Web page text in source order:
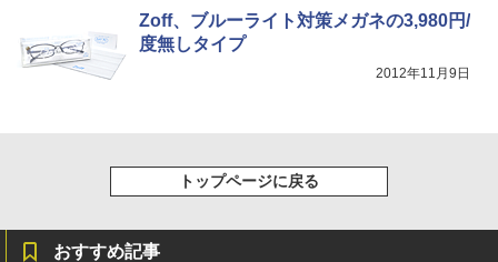
Zoff、ブルーライト対策メガネの3,980円/
度無しタイプ
2012年11月9日
トップページに戻る
おすすめ記事